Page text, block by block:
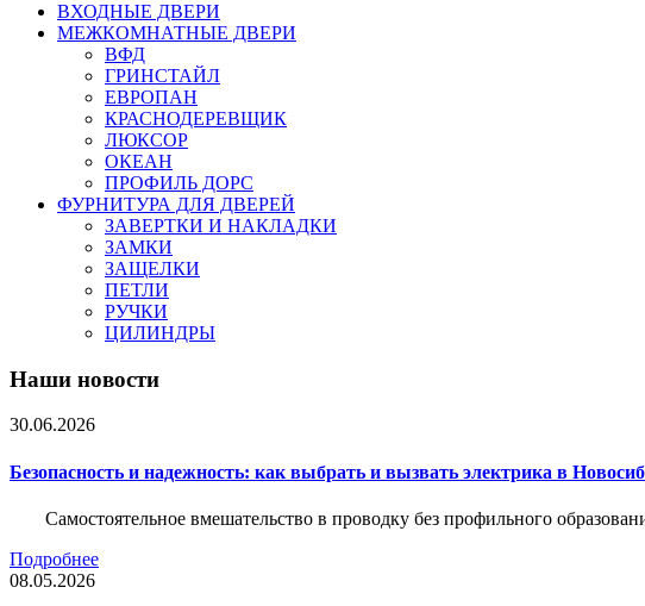
ВХОДНЫЕ ДВЕРИ
МЕЖКОМНАТНЫЕ ДВЕРИ
ВФД
ГРИНСТАЙЛ
ЕВРОПАН
КРАСНОДЕРЕВЩИК
ЛЮКСОР
ОКЕАН
ПРОФИЛЬ ДОРС
ФУРНИТУРА ДЛЯ ДВЕРЕЙ
ЗАВЕРТКИ И НАКЛАДКИ
ЗАМКИ
ЗАЩЕЛКИ
ПЕТЛИ
РУЧКИ
ЦИЛИНДРЫ
Наши новости
30.06.2026
Безопасность и надежность: как выбрать и вызвать электрика в
Самостоятельное вмешательство в проводку без профильного
Подробнее
08.05.2026